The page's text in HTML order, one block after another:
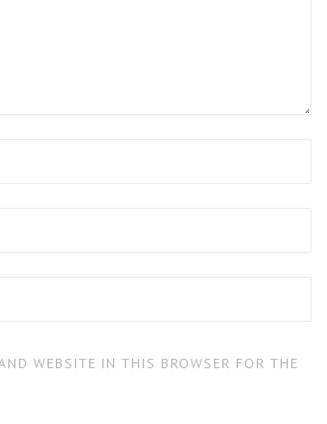
WEBSITE IN THIS BROWSER FOR THE